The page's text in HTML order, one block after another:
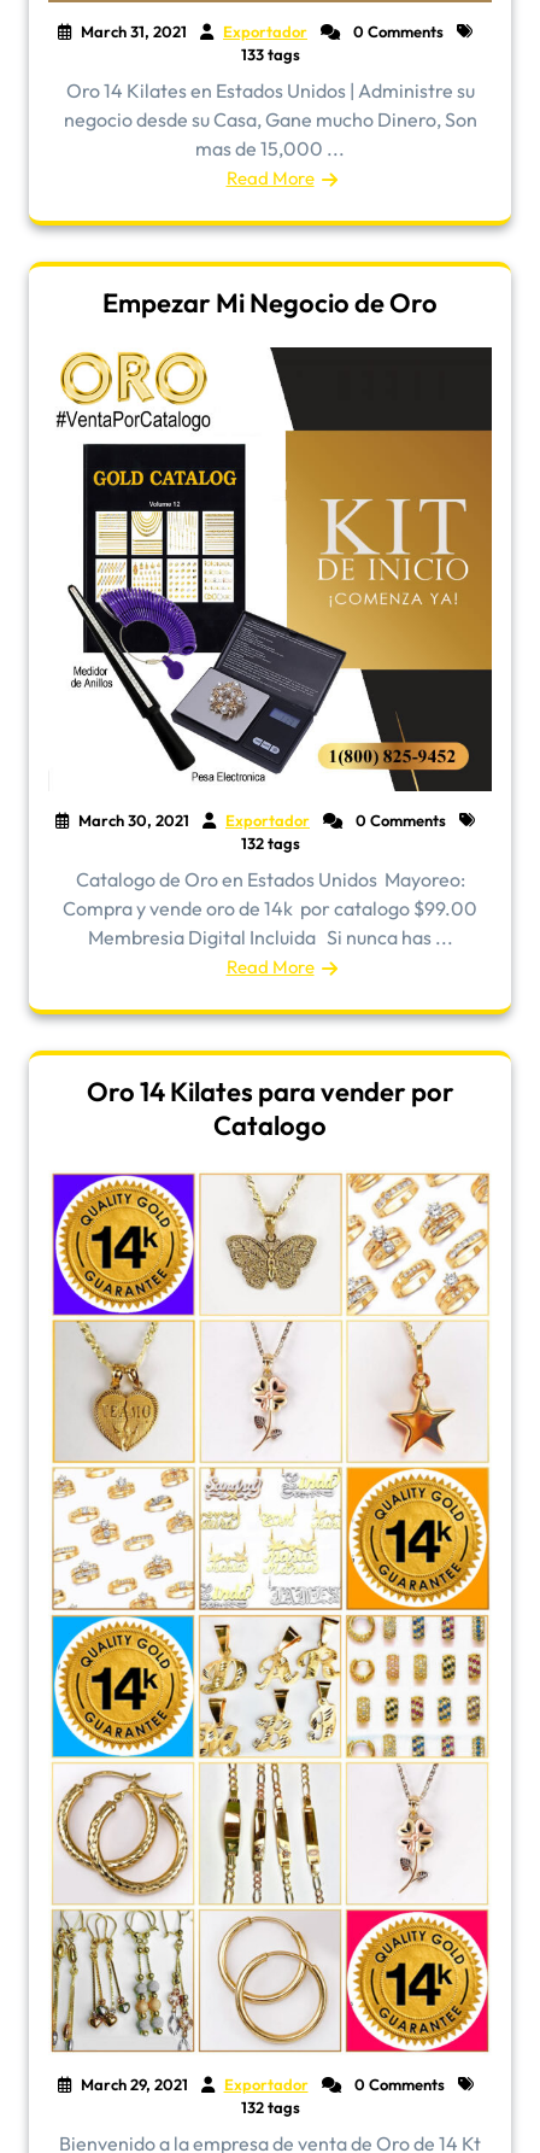
March 31, 2021 Exportador
0 Comments
133 tags
Oro 14 Kilates en Estados Unidos | Administre su
negocio desde su Casa, Gane mucho Dinero, Son
mas de 15,000 ...
Read More
Empezar Mi Negocio de Oro
March 30, 2021 Exportador
0 Comments
132 tags
Catalogo de Oro en Estados Unidos ​Mayoreo:
Compra y vende oro de 14k por catalogo $99.00
Membresia Digital Incluida Si nunca has ...
Read More
Oro 14 Kilates para vender por
Catalogo
March 29, 2021 Exportador
0 Comments
132 tags
Bienvenido a la empresa de venta de Oro de 14 Kt